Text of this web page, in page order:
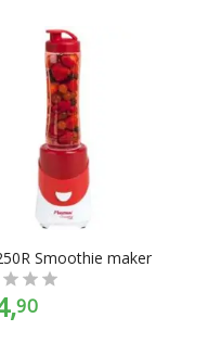
Smoothie maker
90